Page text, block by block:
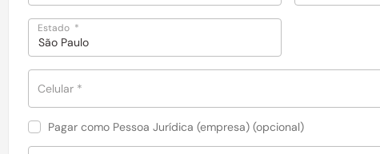
Estado *
São Paulo
Celular *
Pagar como Pessoa Jurídica (empresa) (opcional)